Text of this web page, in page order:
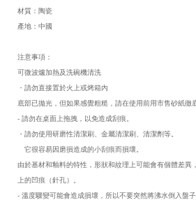
材質： 陶瓷
產地：中國
注意事項：
可微波爐加熱及洗碗機清洗
・請勿直接置於火上或烤箱內
底部已拋光，但如果感覺粗糙，請在使用前用市售砂紙徹
- 請勿在桌面上拖拽，以免造成刮痕。
・請勿使用研磨性清潔刷、金屬清潔刷、清潔劑等。
它很容易因磨損造成的小刮痕而損壞。
由於基材和釉料的特性，形狀和紋理上可能會有個體差異
上的凹痕（針孔）。
- 溫度驟變可能會造成損壞，所以不要突然將沸水倒入盤